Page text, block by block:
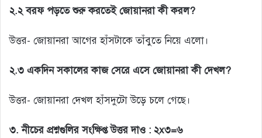
২.২ বরফ পড়তে শুরু করতেই জোয়ানরা কী করল?
উত্তর- জোয়ানরা আগের হাঁসটাকে তাঁবুতে নিয়ে এলো।
২.৩ একদিন সকালের কাজ সেরে এসে জোয়ানরা কী দেখল?
উত্তর- জোয়ানরা দেখল হাঁসদুটো উড়ে চলে গেছে।
৩. নীচের প্রশ্নগুলির সংক্ষিপ্ত উত্তর দাও : ২x৩=৬